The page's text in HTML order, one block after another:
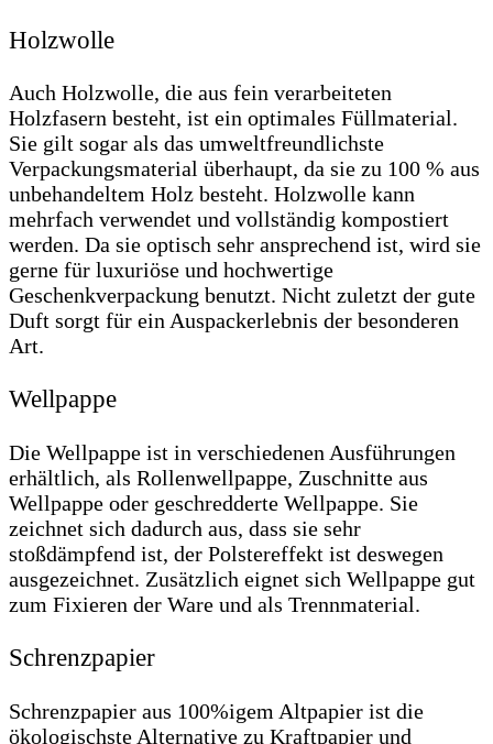
Holzwolle
Auch Holzwolle, die aus fein verarbeiteten
Holzfasern besteht, ist ein optimales Füllmaterial.
Sie gilt sogar als das umweltfreundlichste
Verpackungsmaterial überhaupt, da sie zu 100 % aus
unbehandeltem Holz besteht. Holzwolle kann
mehrfach verwendet und vollständig kompostiert
werden. Da sie optisch sehr ansprechend ist, wird sie
gerne für luxuriöse und hochwertige
Geschenkverpackung benutzt. Nicht zuletzt der gute
Duft sorgt für ein Auspackerlebnis der besonderen
Art.
Wellpappe
Die Wellpappe ist in verschiedenen Ausführungen
erhältlich, als Rollenwellpappe, Zuschnitte aus
Wellpappe oder geschredderte Wellpappe. Sie
zeichnet sich dadurch aus, dass sie sehr
stoßdämpfend ist, der Polstereffekt ist deswegen
ausgezeichnet. Zusätzlich eignet sich Wellpappe gut
zum Fixieren der Ware und als Trennmaterial.
Schrenzpapier
Schrenzpapier aus 100%igem Altpapier ist die
ökologischste Alternative zu Kraftpapier und